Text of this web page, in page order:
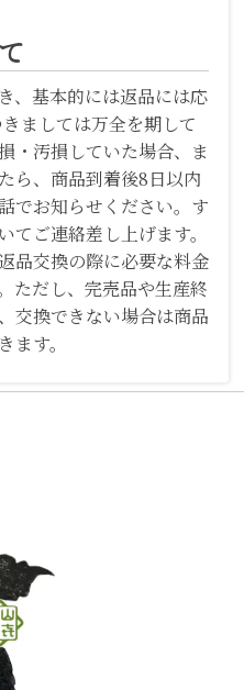
、基本的には返品には応
ましては万全を期して
・汚損していた場合、ま
ら、商品到着後8日以内
でお知らせください。す
てご連絡差し上げます。
品交換の際に必要な料金
ただし、完売品や生産終
交換できない場合は商品
す。